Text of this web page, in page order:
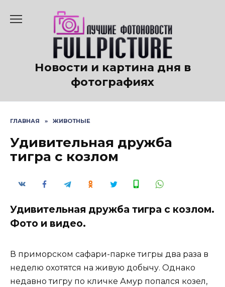
содержанию
Новости и картина дня в
фотографиях
ГЛАВНАЯ » ЖИВОТНЫЕ
Удивительная дружба
тигра с козлом
Удивительная дружба тигра с козлом.
Фото и видео.
В приморском сафари-парке тигры два раза в
неделю охотятся на живую добычу. Однако
недавно тигру по кличке Амур попался козел,